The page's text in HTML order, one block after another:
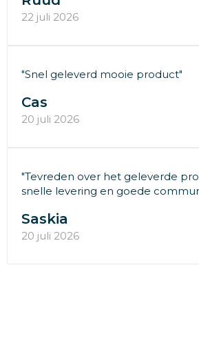
22 juli 2026
"Snel geleverd mooie product"
Cas
20 juli 2026
"Tevreden over het geleverde
snelle levering en goede
Saskia
20 juli 2026